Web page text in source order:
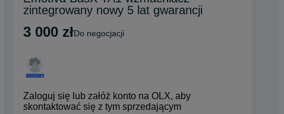
zintegrowany nowy 5 lat gwarancji
3 000 zł do negocjacji
Zaloguj się lub załóż konto na OLX, aby
skontaktować się z tym sprzedającym